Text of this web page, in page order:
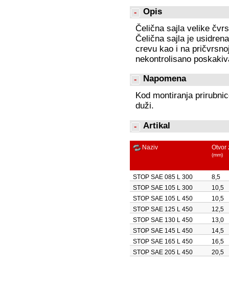
Opis
Čelična sajla velike
Čelična sajla je
crevu kao i na
nekontrolisano
Napomena
Kod montiranja
duži.
Artikal
Naziv Otvor
(mm)
STOP SAE 085 L 300
8,5
STOP SAE 105 L 300
10,5
STOP SAE 105 L 450
10,5
STOP SAE 125 L 450
12,5
STOP SAE 130 L 450
13,0
STOP SAE 145 L 450
14,5
STOP SAE 165 L 450
16,5
STOP SAE 205 L 450
20,5